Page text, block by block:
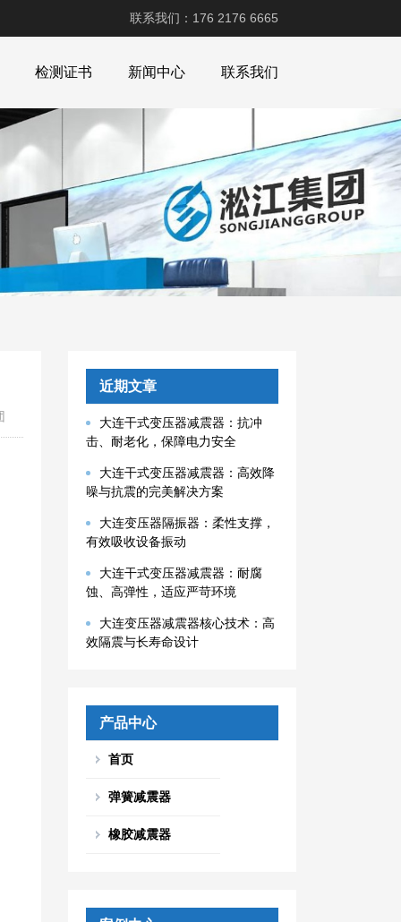
联系我们：176 2176 6665
检测证书 新闻中心 联系我们
近期文章
大连干式变压器减震器：抗冲
击、耐老化，保障电力安全
大连干式变压器减震器：高效降
噪与抗震的完美解决方案
大连变压器隔振器：柔性支撑，
有效吸收设备振动
大连干式变压器减震器：耐腐
蚀、高弹性，适应严苛环境
大连变压器减震器核心技术：高
效隔震与长寿命设计
产品中心
首页
弹簧减震器
橡胶减震器